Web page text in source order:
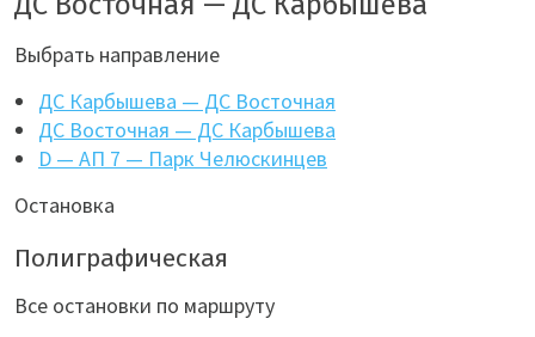
Выбрать направление
ДС Карбышева — ДС Восточная
ДС Восточная — ДС Карбышева
D — АП 7 — Парк Челюскинцев
Остановка
Полиграфическая
Все остановки по маршруту